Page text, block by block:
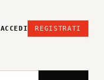
ACCEDI REGISTRATI